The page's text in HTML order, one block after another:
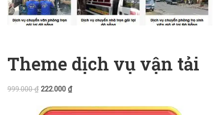
Theme dịch vụ vận tải
999.000₫ 222.000 ₫